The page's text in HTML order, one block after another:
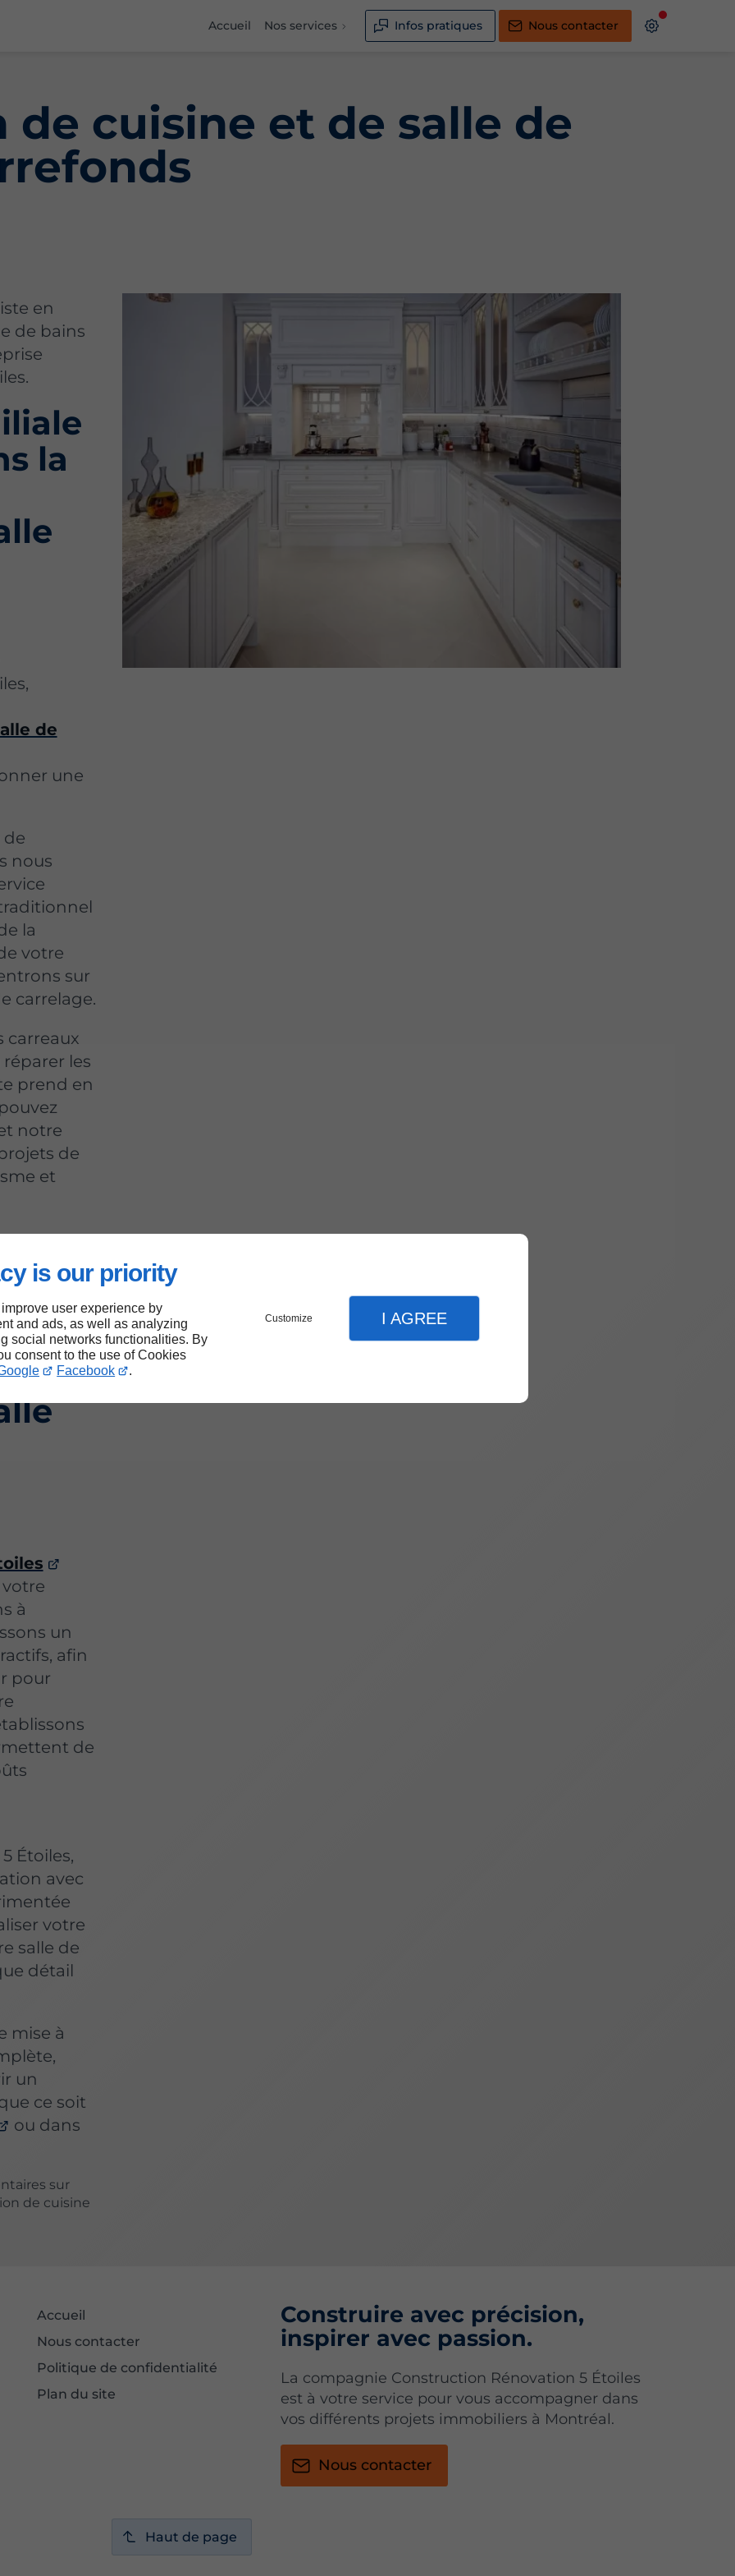
is our priority
user experience by
and ads, as well as analyzing
social networks functionalities. By
consent to the use of Cookies
Facebook .
Customize I AGREE
Accueil Nos services Infos pratiques Nous contacter
de cuisine et de salle de
en
de bains
la
de
une
de
nous
la
votre
sur
carrelage.
carreaux
les
prend en
notre
de
et
la
à
un
afin
pour
de
Étoiles,
avec
votre
salle de
détail
mise à
un
ce soit
ou dans
sur
de cuisine
Accueil
Nous contacter
Politique de confidentialité
Plan du site
Construire avec précision,
inspirer avec passion.
La compagnie Construction Rénovation 5 Étoiles
est à votre service pour vous accompagner dans
vos différents projets immobiliers à Montréal.
Nous contacter
Haut de page